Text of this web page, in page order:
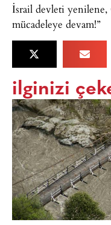
İsrail devleti
mücadeleye devam!”
ilginizi